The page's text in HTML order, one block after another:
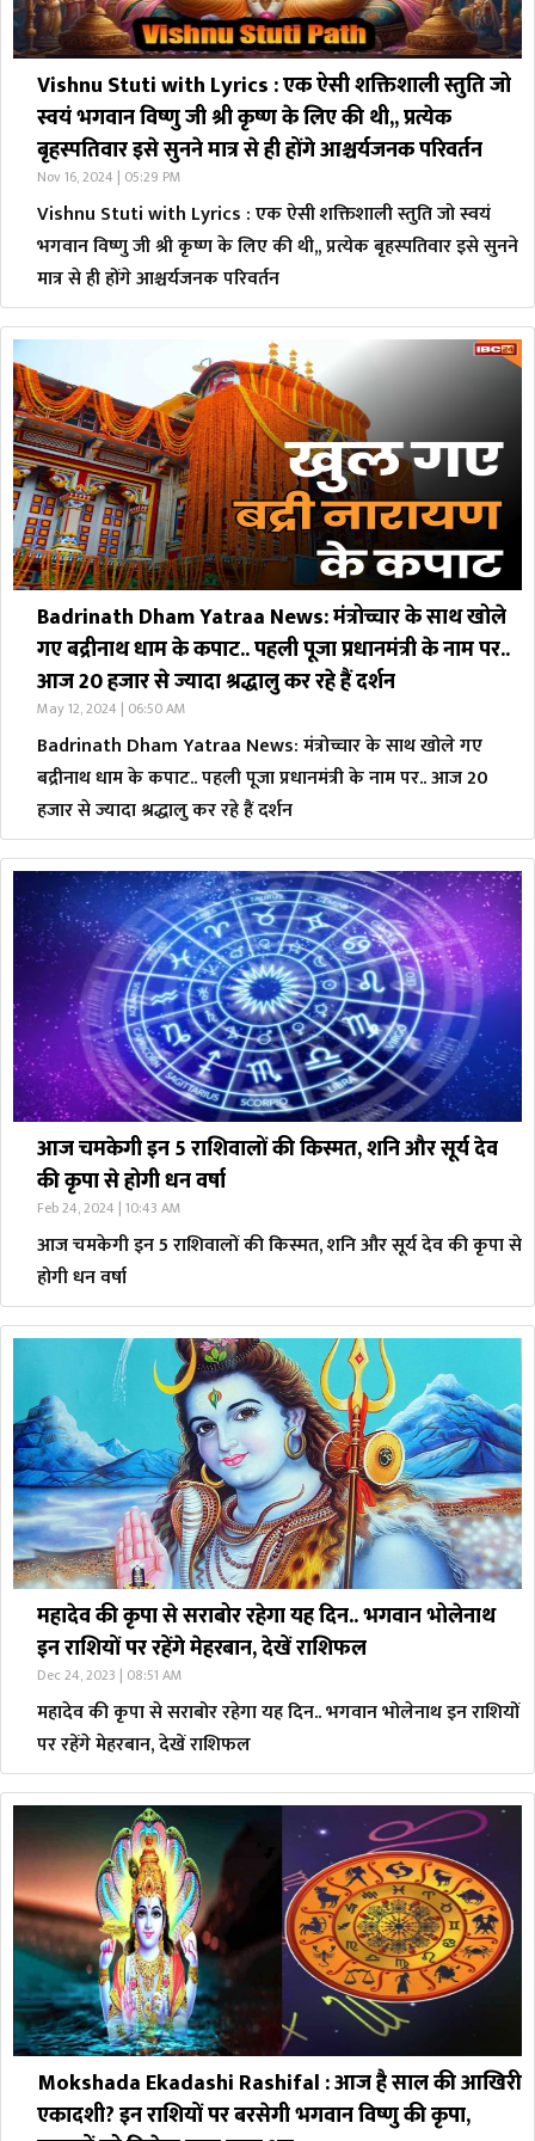
Vishnu Stuti with Lyrics : एक ऐसी शक्तिशाली स्तुति जो
स्वयं भगवान विष्णु जी श्री कृष्ण के लिए की थी,, प्रत्येक
बृहस्पतिवार इसे सुनने मात्र से ही होंगे आश्चर्यजनक परिवर्तन
Nov 16, 2024 | 05:29 PM
Vishnu Stuti with Lyrics : एक ऐसी शक्तिशाली स्तुति जो स्वयं
भगवान विष्णु जी श्री कृष्ण के लिए की थी,, प्रत्येक बृहस्पतिवार इसे सुनने
मात्र से ही होंगे आश्चर्यजनक परिवर्तन
Badrinath Dham Yatraa News: मंत्रोच्चार के साथ खोले
गए बद्रीनाथ धाम के कपाट.. पहली पूजा प्रधानमंत्री के नाम पर..
आज 20 हजार से ज्यादा श्रद्धालु कर रहे हैं दर्शन
May 12, 2024 | 06:50 AM
Badrinath Dham Yatraa News: मंत्रोच्चार के साथ खोले गए
बद्रीनाथ धाम के कपाट.. पहली पूजा प्रधानमंत्री के नाम पर.. आज 20
हजार से ज्यादा श्रद्धालु कर रहे हैं दर्शन
आज चमकेगी इन 5 राशिवालों की किस्मत, शनि और सूर्य देव
की कृपा से होगी धन वर्षा
Feb 24, 2024 | 10:43 AM
आज चमकेगी इन 5 राशिवालों की किस्मत, शनि और सूर्य देव की कृपा से
होगी धन वर्षा
महादेव की कृपा से सराबोर रहेगा यह दिन.. भगवान भोलेनाथ
इन राशियों पर रहेंगे मेहरबान, देखें राशिफल
Dec 24, 2023 | 08:51 AM
महादेव की कृपा से सराबोर रहेगा यह दिन.. भगवान भोलेनाथ इन राशियों
पर रहेंगे मेहरबान, देखें राशिफल
Mokshada Ekadashi Rashifal : आज है साल की आखिरी
एकादशी? इन राशियों पर बरसेगी भगवान विष्णु की कृपा,